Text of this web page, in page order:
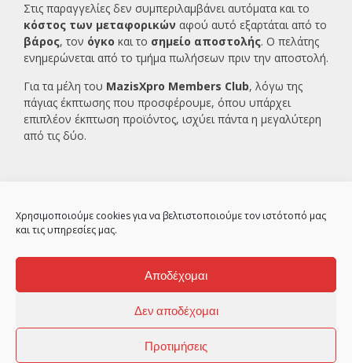
Χρησιμοποιούμε cookies για να βελτιστοποιούμε τον ιστότοπό μας
και τις υπηρεσίες μας.
Αποδέχομαι
Δεν αποδέχομαι
Προτιμήσεις
Στις παραγγελίες δεν συμπεριλαμβάνει αυτόματα και το
κόστος των μεταφορικών αφού αυτό εξαρτάται από το
βάρος, τον όγκο και το σημείο αποστολής. Ο πελάτης
ενημερώνεται από το τμήμα πωλήσεων πριν την αποστολή.
Για τα μέλη του MazisXpro Members Club, λόγω της
πάγιας έκπτωσης που προσφέρουμε, όπου υπάρχει
επιπλέον έκπτωση προϊόντος, ισχύει πάντα η μεγαλύτερη
από τις δύο.
21300
© MazisXpro 2010